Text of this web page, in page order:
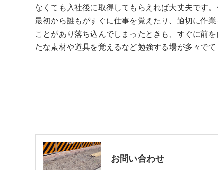
なくても入社後に取得してもらえれば大丈夫です
最初から誰もがすぐに仕事を覚えたり、適切に作
ことがあり落ち込んでしまったときも、すぐに前
たな素材や道具を覚えるなど勉強する場が多々で
お問い合わせ